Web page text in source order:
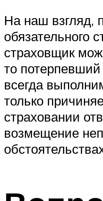
На наш взгляд,
обязательного
страховщик
то
всегда
только
страховании
возмещение